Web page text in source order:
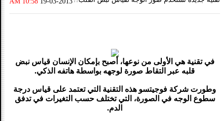
في تقنية هي الأولى من نوعها، أصبح بإمكان الإنسان قياس نبض
قلبه عبر التقاط صورة لوجهه بواسطة هاتفه الذكي.
وطورت شركة فوجيتسو هذه التقنية التي تعتمد على قياس درجة
سطوع الوجه في الصورة، التي تختلف حسب التغيرات في تدفق
الدم.